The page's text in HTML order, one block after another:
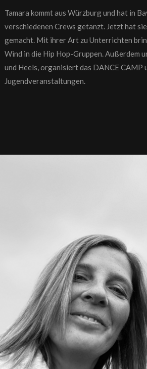
Tamara kommt aus Würzburg und hat in
verschiedenen Crews getanzt. Jetzt hat
gemacht. Mit ihrer Art zu Unterrichten
Wind in die Hip Hop-Gruppen. Außerdem
und Heels, organisiert das DANCE CAMP
Jugendveranstaltungen.